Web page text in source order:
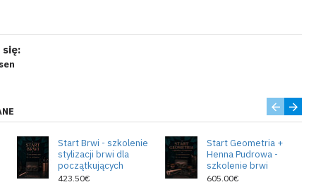
Start Brwi - szkolenie
stylizacji brwi dla
początkujących
423.50€
Start Geometria +
Henna Pudrowa -
szkolenie brwi
605.00€